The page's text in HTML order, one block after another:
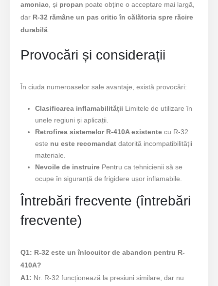
amoniac, și propan poate obține o acceptare mai largă,
dar R-32 rămâne un pas critic în călătoria spre răcire
durabilă.
Provocări și considerații
În ciuda numeroaselor sale avantaje, există provocări:
Clasificarea inflamabilității Limitele de utilizare în
unele regiuni și aplicații.
Retrofirea sistemelor R-410A existentecu R-32
este nu este recomandatdatorită incompatibilității
materiale.
Nevoile de instruirePentru ca tehnicienii să se
ocupe în siguranță de frigidere ușor inflamabile.
Întrebări frecvente (întrebări
frecvente)
Q1: R-32 este un înlocuitor de abandon pentru R-
410A?
A1: Nr. R-32 funcționează la presiuni similare, dar nu